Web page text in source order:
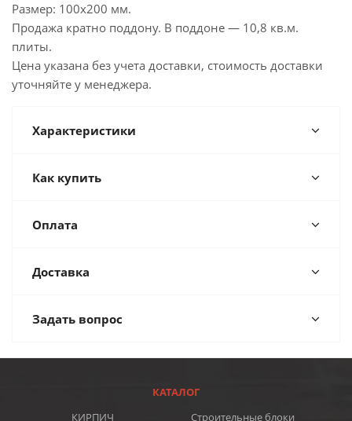
Размер: 100х200 мм.
Продажа кратно поддону. В поддоне — 10,8 кв.м.
плиты.
Цена указана без учета доставки, стоимость доставки
уточняйте у менеджера.
Характеристики
Как купить
Оплата
Доставка
Задать вопрос
КАТАЛОГ
КИРПИЧ
Строительные блоки